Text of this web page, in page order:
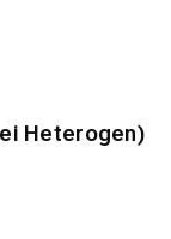
Heterogen)